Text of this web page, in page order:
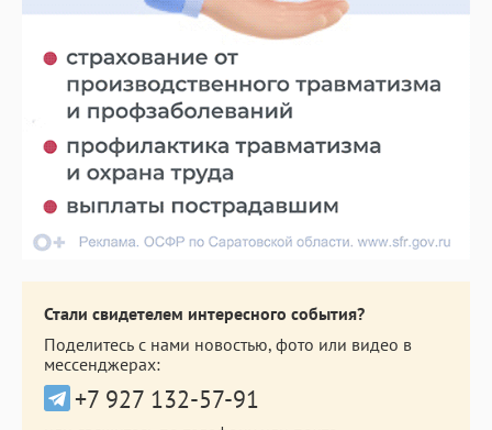
Стали свидетелем интересного события?
Поделитесь с нами новостью, фото или видео в
мессенджерах:
+7 927 132-57-91